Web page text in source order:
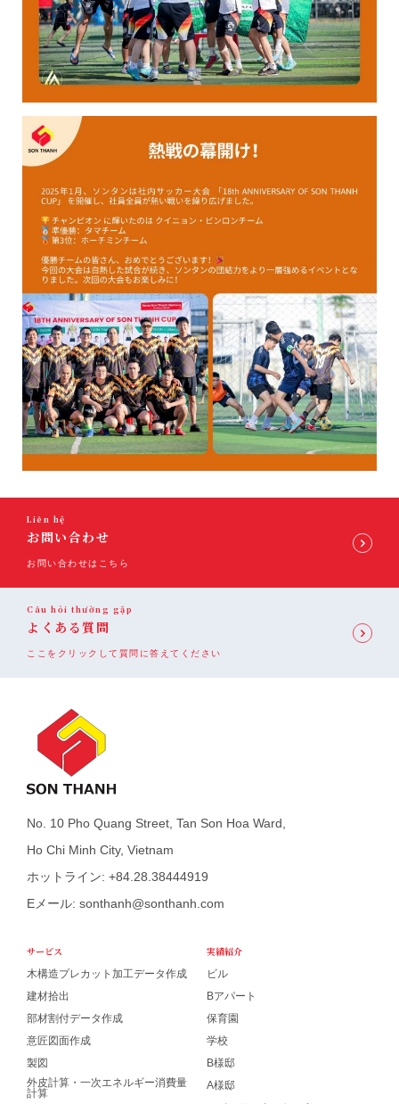
Liên hệ
お問い合わせ
お問い合わせはこちら
Câu hỏi thường gặp
よくある質問
ここをクリックして質問に答えてください
No. 10 Pho Quang Street, Tan Son Hoa Ward,
Ho Chi Minh City, Vietnam
ホットライン: +84.28.38444919
Eメール: sonthanh@sonthanh.com
サービス
木構造プレカット加工データ作成
建材拾出
部材割付データ作成
意匠図面作成
製図
外皮計算・一次エネルギー消費量
計算
実績紹介
ビル
Bアパート
保育園
学校
B様邸
A様邸